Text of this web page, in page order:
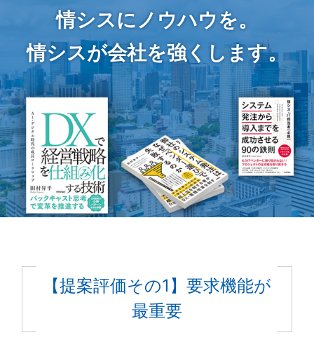
情シスにノウハウを。
情シスが会社を強くします。
【提案評価その1】要求機能が
最重要